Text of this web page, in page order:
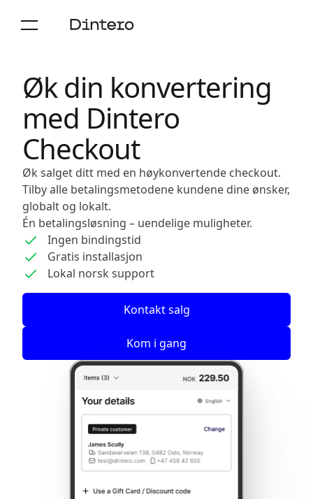
Øk din konvertering
med Dintero
Checkout
Øk salget ditt med en høykonvertende checkout.
Tilby alle betalingsmetodene kundene dine ønsker,
globalt og lokalt.
Én betalingsløsning – uendelige muligheter.
Ingen bindingstid
Gratis installasjon
Lokal norsk support
Kontakt salg
Kom i gang